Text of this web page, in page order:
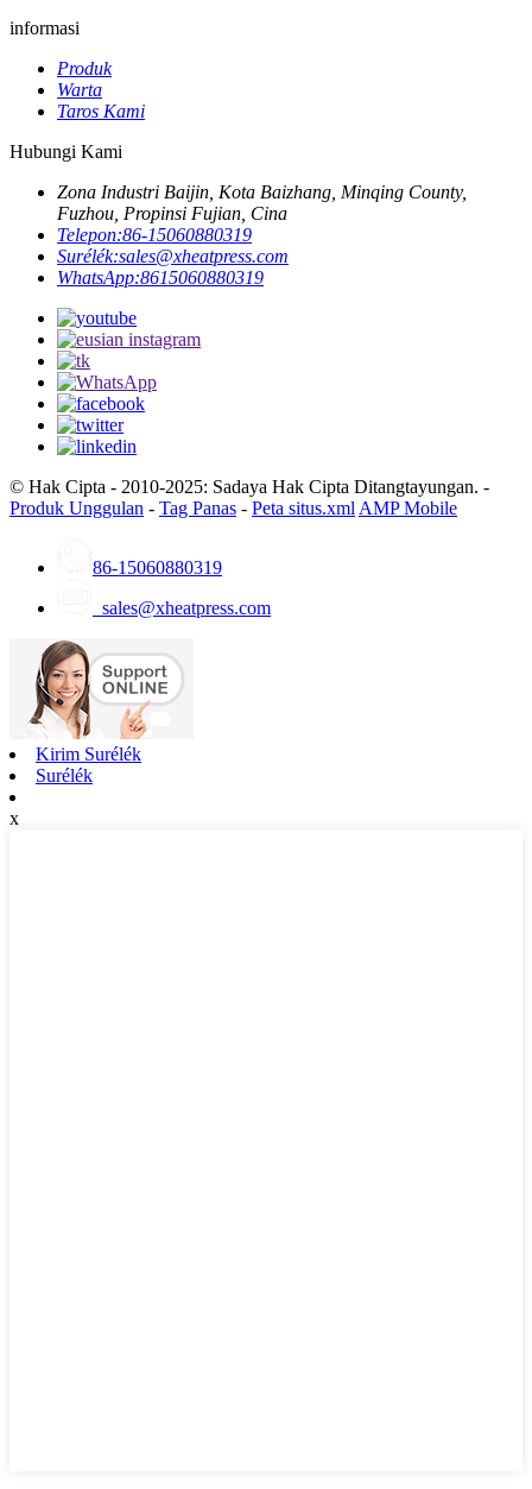
informasi
Produk
Warta
Taros Kami
Hubungi Kami
Zona Industri Baijin, Kota Baizhang, Minqing County,
Fuzhou, Propinsi Fujian, Cina
Telepon:86-15060880319
Surélék:sales@xheatpress.com
WhatsApp:8615060880319
© Hak Cipta - 2010-2025: Sadaya Hak Cipta Ditangtayungan. -
Produk Unggulan - Tag Panas - Peta situs.xml AMP Mobile
86-15060880319
sales@xheatpress.com
Kirim Surélék
Surélék
x